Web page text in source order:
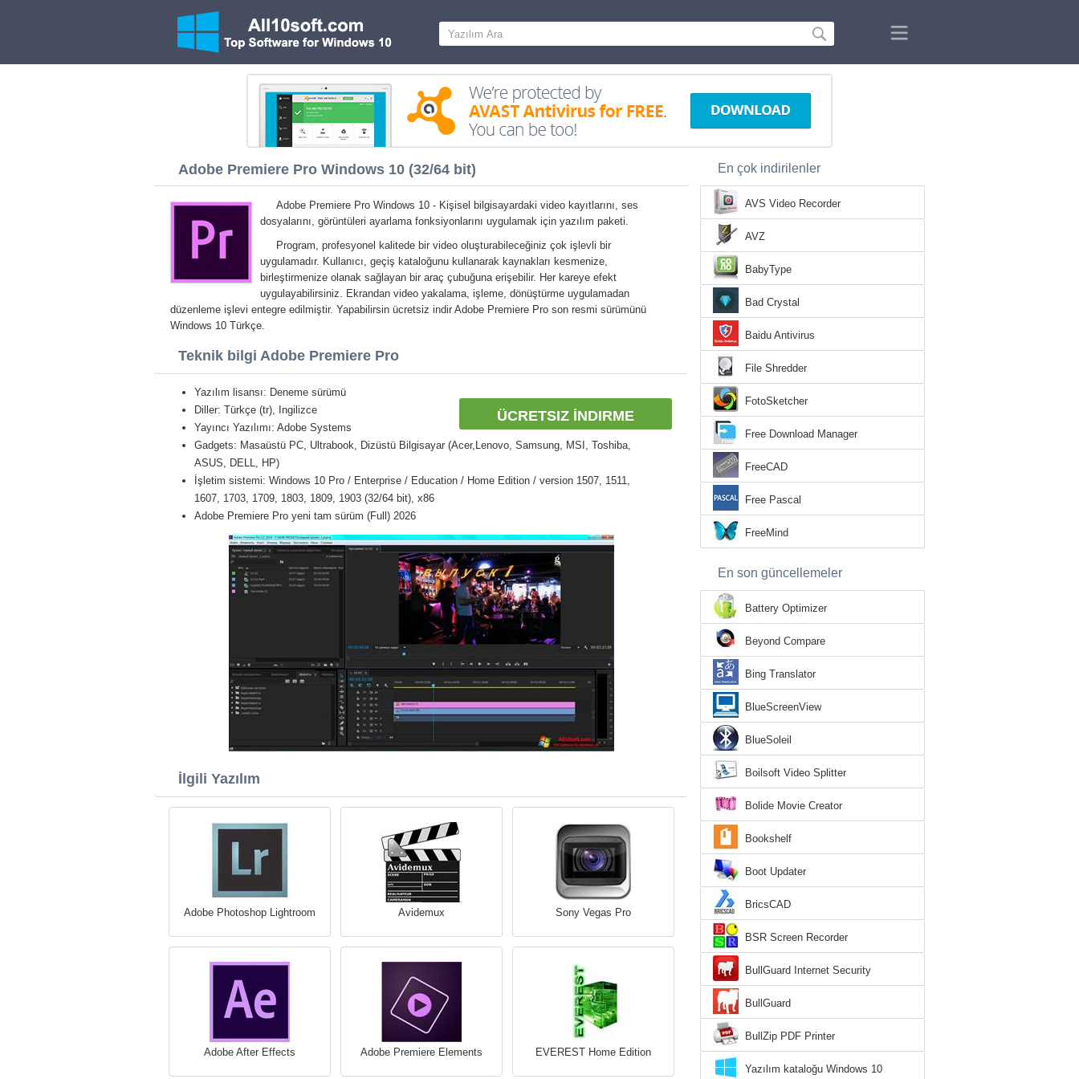
Adobe Premiere Pro Windows 10 (32/64 bit)
Adobe Premiere Pro Windows 10 - Kişisel bilgisayardaki video kayıtlarını, ses
dosyalarını, görüntüleri ayarlama fonksiyonlarını uygulamak için yazılım paketi.
Program, profesyonel kalitede bir video oluşturabileceğiniz çok işlevli bir
uygulamadır. Kullanıcı, geçiş kataloğunu kullanarak kaynakları kesmenize,
birleştirmenize olanak sağlayan bir araç çubuğuna erişebilir. Her kareye efekt
uygulayabilirsiniz. Ekrandan video yakalama, işleme, dönüştürme uygulamadan
düzenleme işlevi entegre edilmiştir. Yapabilirsin ücretsiz indir Adobe Premiere Pro son resmi sürümünü
Windows 10 Türkçe.
Teknik bilgi Adobe Premiere Pro
ÜCRETSIZ İNDIRME
Yazılım lisansı: Deneme sürümü
Diller: Türkçe (tr), Ingilizce
Yayıncı Yazılımı: Adobe Systems
Gadgets: Masaüstü PC, Ultrabook, Dizüstü Bilgisayar (Acer,Lenovo, Samsung, MSI, Toshiba,
ASUS, DELL, HP)
İşletim sistemi: Windows 10 Pro / Enterprise / Education / Home Edition / version 1507, 1511,
1607, 1703, 1709, 1803, 1809, 1903 (32/64 bit), x86
Adobe Premiere Pro yeni tam sürüm (Full) 2026
İlgili Yazılım
Adobe Photoshop Lightroom Avidemux Sony Vegas Pro
Adobe After Effects Adobe Premiere Elements EVEREST Home Edition
En çok indirilenler
AVS Video Recorder
AVZ
BabyType
Bad Crystal
Baidu Antivirus
File Shredder
FotoSketcher
Free Download Manager
FreeCAD
Free Pascal
FreeMind
En son güncellemeler
Battery Optimizer
Beyond Compare
Bing Translator
BlueScreenView
BlueSoleil
Boilsoft Video Splitter
Bolide Movie Creator
Bookshelf
Boot Updater
BricsCAD
BSR Screen Recorder
BullGuard Internet Security
BullGuard
BullZip PDF Printer
Yazılım kataloğu Windows 10